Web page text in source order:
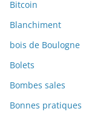
Bitcoin
Blanchiment
bois de Boulogne
Bolets
Bombes sales
Bonnes pratiques